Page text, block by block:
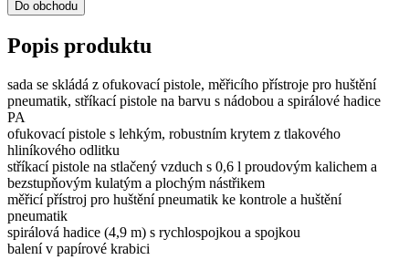
Do obchodu
Popis produktu
sada se skládá z ofukovací pistole, měřicího přístroje pro huštění
pneumatik, stříkací pistole na barvu s nádobou a spirálové hadice
PA
ofukovací pistole s lehkým, robustním krytem z tlakového
hliníkového odlitku
stříkací pistole na stlačený vzduch s 0,6 l proudovým kalichem a
bezstupňovým kulatým a plochým nástřikem
měřicí přístroj pro huštění pneumatik ke kontrole a huštění
pneumatik
spirálová hadice (4,9 m) s rychlospojkou a spojkou
balení v papírové krabici